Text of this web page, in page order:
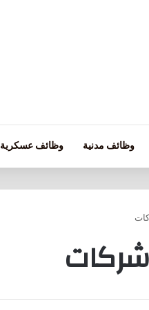
وظائف مدنية وظائف عسكرية